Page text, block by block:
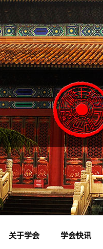
关于学会 学会快讯